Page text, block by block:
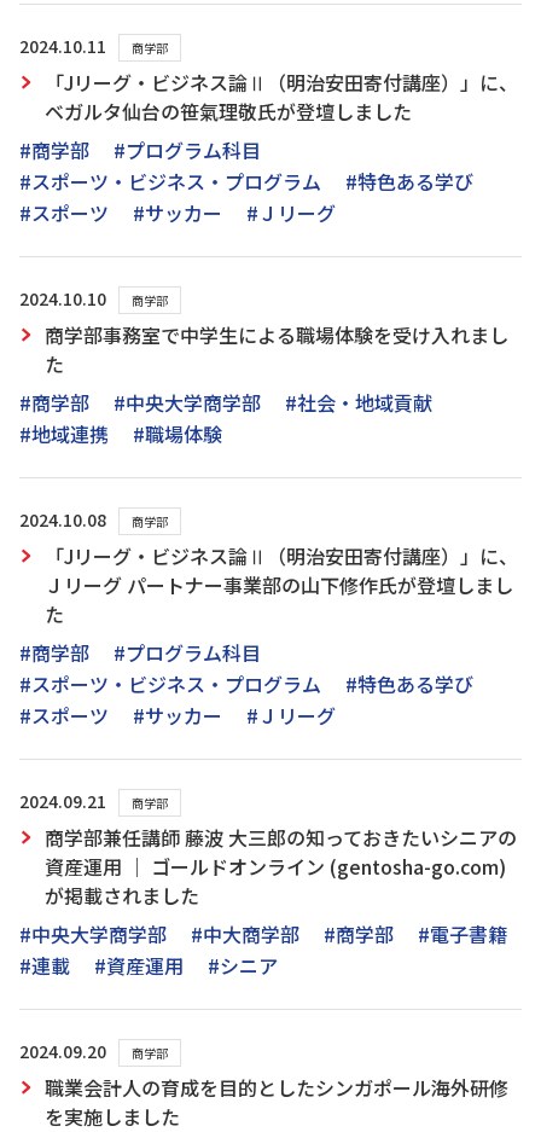
2024.10.11 商学部
「Jリーグ・ビジネス論Ⅱ（明治安田寄付講座）」に、
ベガルタ仙台の笹氣理敬氏が登壇しました
#商学部
#プログラム科目
#スポーツ・ビジネス・プログラム
#特色ある学び
#スポーツ
#サッカー #Ｊリーグ
2024.10.10 商学部
商学部事務室で中学生による職場体験を受け入れまし
た
#商学部
#中央大学商学部
#社会・地域貢献
#地域連携
#職場体験
2024.10.08 商学部
「Jリーグ・ビジネス論Ⅱ（明治安田寄付講座）」に、
Ｊリーグ パートナー事業部の山下修作氏が登壇しまし
た
#商学部
#プログラム科目
#スポーツ・ビジネス・プログラム
#特色ある学び
#スポーツ
#サッカー #Ｊリーグ
2024.09.21 商学部
商学部兼任講師 藤波 大三郎の知っておきたいシニアの
資産運用 ｜ ゴールドオンライン (gentosha-go.com)
が掲載されました
#中央大学商学部
#中大商学部 #商学部
#電子書籍
#連載
#資産運用 #シニア
2024.09.20 商学部
職業会計人の育成を目的としたシンガポール海外研修
を実施しました